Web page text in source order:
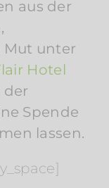
aus der
Mut unter
Hotel
der
Spende
lassen.